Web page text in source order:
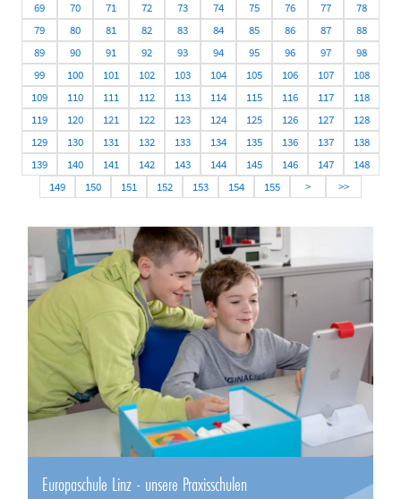
69 70 71 72 73 74 75 76 77
78
79
80 81 82 83 84 85 86 87
88
89
90 91 92 93 94 95 96 97
98
99
100 101 102 103 104 105 106 107
108
109
110 111 112 113 114 115 116 117
118
119
120 121 122 123 124 125 126 127
128
129
130 131 132 133 134 135 136 137
138
139
140 141 142 143 144 145 146 147
148
149
150 151 152 153 154 155 > >>
Europaschule Linz - unsere Praxisschulen